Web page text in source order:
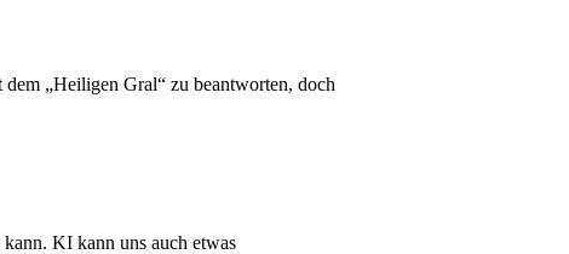
„Heiligen Gral“ zu beantworten, doch
KI kann uns auch etwas